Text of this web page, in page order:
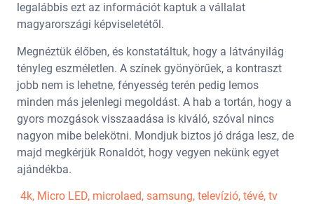
legalábbis ezt az információt kaptuk a vállalat
magyarországi képviseletétől.
Megnéztük élőben, és konstatáltuk, hogy a látványilág
tényleg eszméletlen. A színek gyönyörűek, a kontraszt
jobb nem is lehetne, fényesség terén pedig lemos
minden más jelenlegi megoldást. A hab a tortán, hogy a
gyors mozgások visszaadása is kiváló, szóval nincs
nagyon mibe belekötni. Mondjuk biztos jó drága lesz, de
majd megkérjük Ronaldót, hogy vegyen nekünk egyet
ajándékba.
4k, Micro LED, microlaed, samsung, televízió, tévé, tv